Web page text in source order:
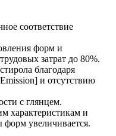
соответствие
форм и
затрат до 80%.
благодаря
и отсутствию
с глянцем.
характеристикам и
увеличивается.